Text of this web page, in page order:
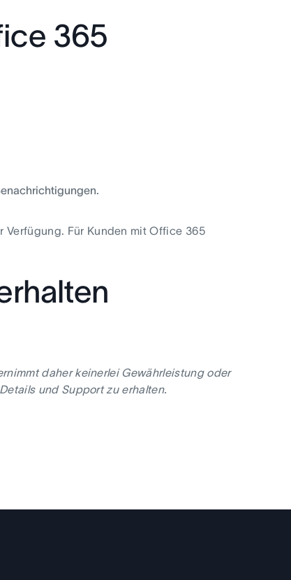
365
Für Kunden mit Office 365
daher keinerlei Gewährleistung oder
und Support zu erhalten.